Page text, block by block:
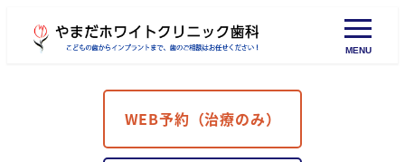
MENU
WEB予約（治療のみ）